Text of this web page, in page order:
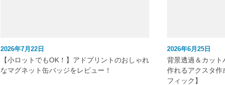
2026年7月22日
【小ロットでもOK！】アドプリントのおしゃれ
なマグネット缶バッジをレビュー！
2026年6月25日
背景透過＆カット
作れるアクスタ作
フィック】